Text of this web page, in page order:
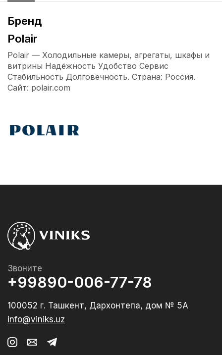
Бренд
Polair
Polair — Холодильные камеры, агрегаты, шкафы и
витрины Надёжность Удобство Сервис
Стабильность Долговечность. Страна: Россия.
Сайт: polair.com
Звоните
+99890-006-77-78
100052 г. Ташкент, Дархонтепа, дом № 5А
info@viniks.uz